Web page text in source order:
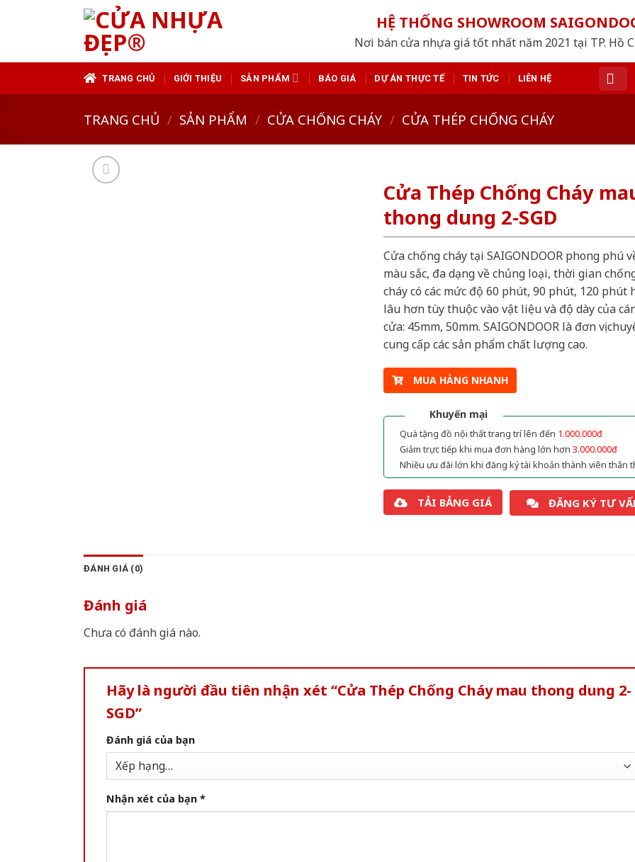
HỆ THỐNG SHOWROOM
Nơi bán cửa nhựa giá tốt nhất năm 2021 tại TP. Hồ
TRANG CHỦ GIỚI THIỆU SẢN PHẨM BÁO GIÁ DỰ ÁN THỰC TẾ TIN TỨC LIÊN HỆ
TRANG CHỦ / SẢN PHẨM / CỬA CHỐNG CHÁY / CỬA THÉP CHỐNG CHÁY
Cửa Thép Chống Cháy
thong dung 2-SGD
Cửa chống cháy tại SAIGONDOOR phong phú
màu sắc, đa dạng về chủng loại, thời gian
cháy có các mức độ 60 phút, 90 phút, 120 phút
lâu hơn tùy thuộc vào vật liệu và độ dày của
cửa: 45mm, 50mm. SAIGONDOOR là đơn vị
cung cấp các sản phẩm chất lượng cao.
MUA HÀNG NHANH
Khuyến mại
Quà tặng đồ nội thất trang trí lên đến 1.000.000đ
Giảm trực tiếp khi mua đơn hàng lớn hơn 3.000.000đ
Nhiều ưu đãi lớn khi đăng ký tài khoản thành viên thân
TẢI BẢNG GIÁ ĐĂNG KÝ TƯ
ĐÁNH GIÁ (0)
Đánh giá
Chưa có đánh giá nào.
Hãy là người đầu tiên nhận xét “Cửa Thép Chống Cháy mau thong dung 2-
SGD”
Đánh giá của bạn
Nhận xét của bạn *